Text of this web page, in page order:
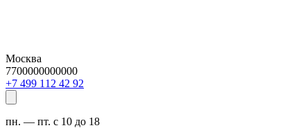
Москва
7700000000000
29 24 211 994 7+
пн. — пт. с 10 до 18